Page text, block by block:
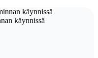
käynnissä